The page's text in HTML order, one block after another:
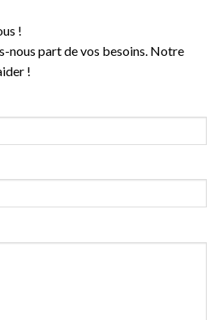
!
nous part de vos besoins. Notre
!